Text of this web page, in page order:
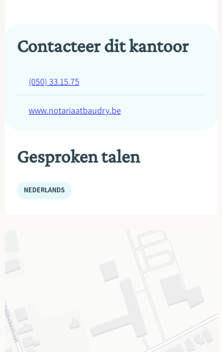
Contacteer dit kantoor
(050) 33.15.75
www.notariaatbaudry.be
Gesproken talen
NEDERLANDS